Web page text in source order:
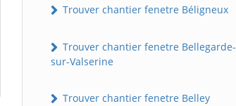
Trouver chantier fenetre Béligneux
Trouver chantier fenetre Bellegarde-
sur-Valserine
Trouver chantier fenetre Belley